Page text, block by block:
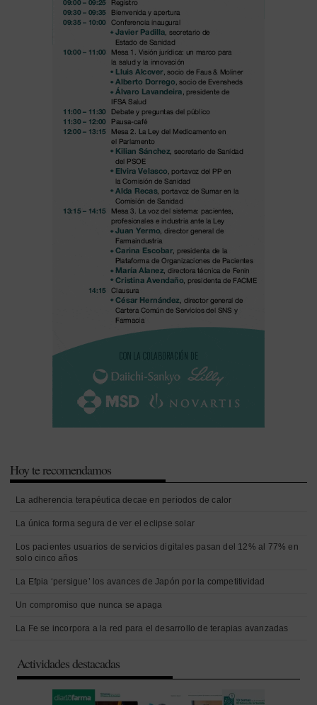
Hoy te recomendamos
La adherencia terapéutica decae en periodos de calor
La única forma segura de ver el eclipse solar
Los pacientes usuarios de servicios digitales pasan del 12% al 77% en
solo cinco años
La Efpia ‘persigue’ los avances de Japón por la competitividad
Un compromiso que nunca se apaga
La Fe se incorpora a la red para el desarrollo de terapias avanzadas
Actividades destacadas